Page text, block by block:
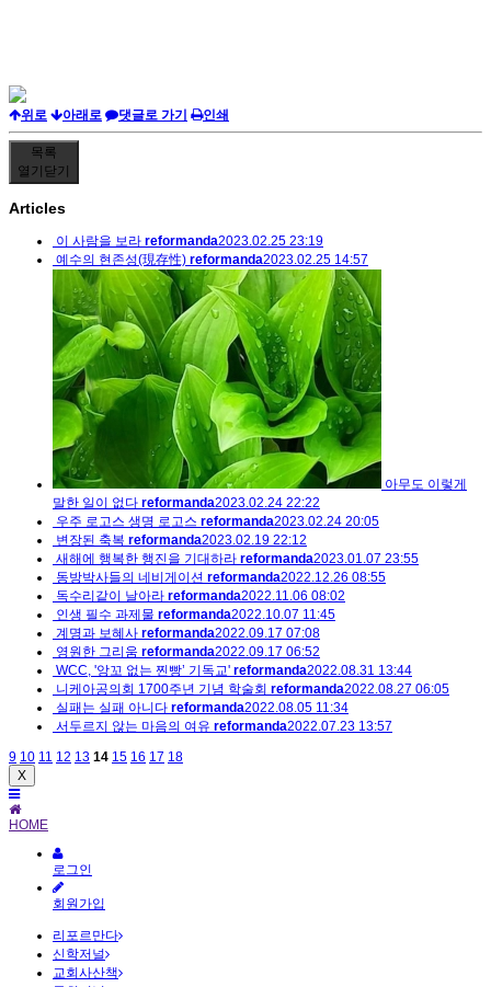
위로 아래로 댓글로 가기 인쇄
목록
열기 닫기
Articles
이 사람을 보라 reformanda2023.02.25 23:19
예수의 현존성(現存性) reformanda2023.02.25 14:57
아무도 이렇게
말한 일이 없다 reformanda2023.02.24 22:22
우주 로고스 생명 로고스 reformanda2023.02.24 20:05
변장된 축복 reformanda2023.02.19 22:12
새해에 행복한 행진을 기대하라 reformanda2023.01.07 23:55
동방박사들의 네비게이션 reformanda2022.12.26 08:55
독수리같이 날아라 reformanda2022.11.06 08:02
인생 필수 과제물 reformanda2022.10.07 11:45
계명과 보혜사 reformanda2022.09.17 07:08
영원한 그리움 reformanda2022.09.17 06:52
WCC, '앙꼬 없는 찐빵’ 기독교' reformanda2022.08.31 13:44
니케아공의회 1700주년 기념 학술회 reformanda2022.08.27 06:05
실패는 실패 아니다 reformanda2022.08.05 11:34
서두르지 않는 마음의 여유 reformanda2022.07.23 13:57
9 10 11 12 13 14 15 16 17 18
X
HOME
로그인
회원가입
리포르만다
신학저널
교회사산책